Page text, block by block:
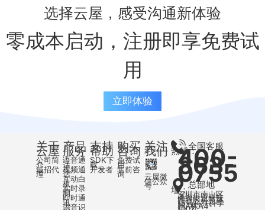
选择云屋，感受沟通新体验
零成本启动，注册即享免费试
用
立即体验
关于
云屋
公司简
介
诚招代
理
产品
服务
语音通
话
视频通
话
互动白
板
实时录
制
即时通
讯
语音识
支持
帮助
SDK下
载
开发者
购买
咨询
免费试
用
售前咨
询
关注
我们
云屋微
信公众
号
全国客服
热线：
400-
863-
0755
总部地
址：
深圳市南山区
粤海街道科技
园社区科苑路
15号科兴科学
园A栋A4-